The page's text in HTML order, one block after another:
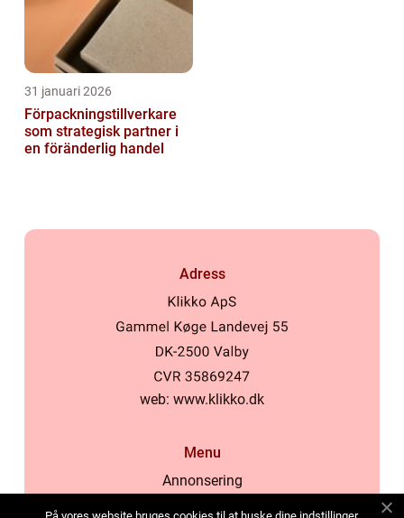
31 januari 2026
Förpackningstillverkare
som strategisk partner i
en föränderlig handel
Adress
web: www.klikko.dk
Menu
Annonsering